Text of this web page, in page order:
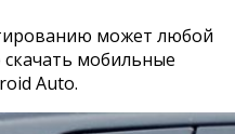
может любой
мобильные
Auto.